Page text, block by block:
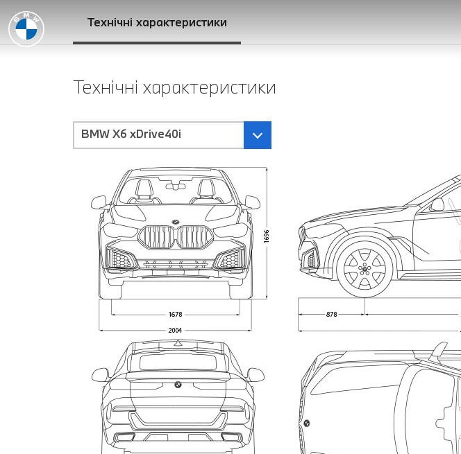
Технічні характеристики
Технічні характеристики
BMW X6 xDrive40i